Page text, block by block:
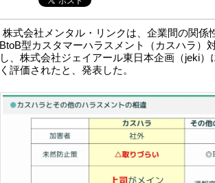
株式会社メンタル・リンクは、企業間の関係
BtoB型カスタマーハラスメント（カスハラ）
し、株式会社ジェイアール東日本企画（jeki）
く評価されたと、発表した。